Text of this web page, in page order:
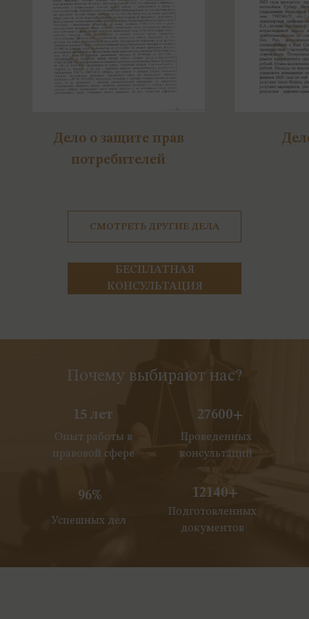
Дело о защите прав
потребителей
БЕСПЛАТНАЯ
КОНСУЛЬТАЦИЯ
СМОТРЕТЬ ДРУГИЕ ДЕЛА
15 лет
Опыт работы в
правовой сфере
27600+
Проведенных
консультаций
Почему выбирают нас?
96%
Успешных дел
12140+
Подготовленных
документов